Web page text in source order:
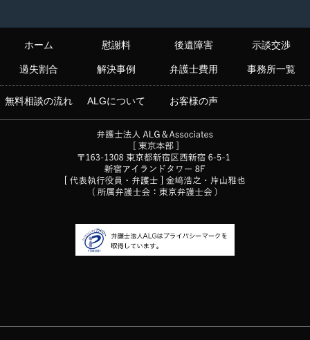
ホーム 慰謝料 後遺障害 示談交渉
過失割合 解決事例 弁護士費用 事務所一覧
無料相談の流れ ALGについて お客様の声